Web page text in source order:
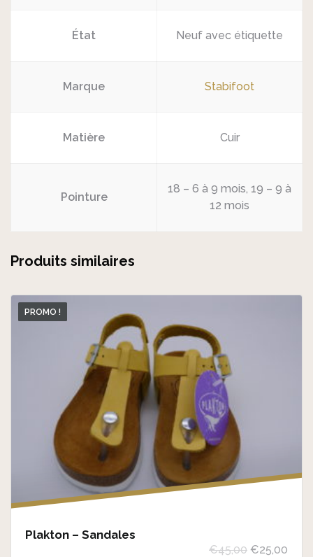
État Neuf avec étiquette
Marque Stabifoot
Matière Cuir
Pointure
18 – 6 à 9 mois, 19 – 9 à
12 mois
Produits similaires
PROMO !
Plakton – Sandales
€45,00 L
€25,00